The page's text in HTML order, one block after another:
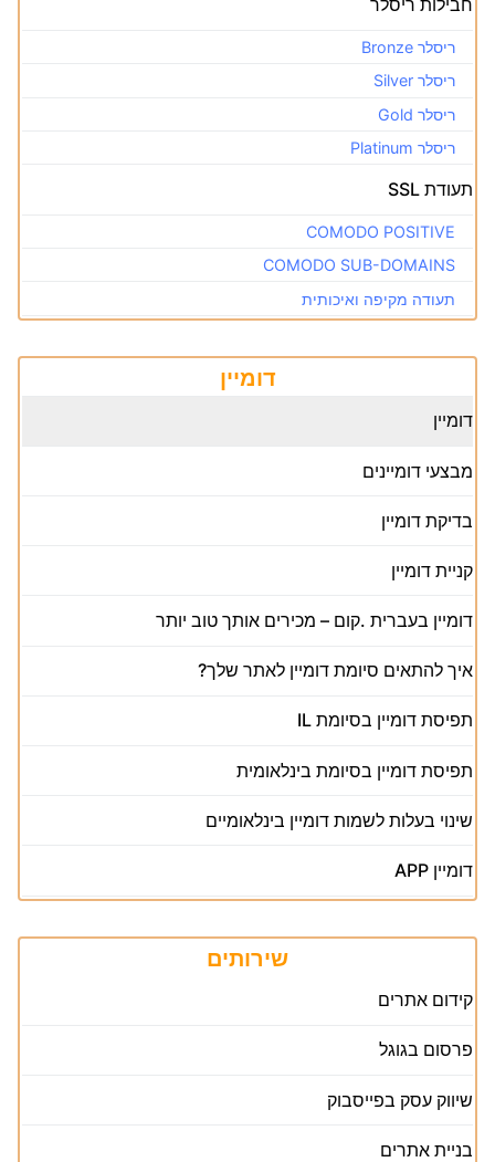
חבילות ריסלר
ריסלר Bronze
ריסלר Silver
ריסלר Gold
ריסלר Platinum
תעודת SSL
COMODO POSITIVE
COMODO SUB-DOMAINS
תעודה מקיפה ואיכותית
דומיין
דומיין
מבצעי דומיינים
בדיקת דומיין
קניית דומיין
דומיין בעברית .קום – מכירים אותך טוב יותר
איך להתאים סיומת דומיין לאתר שלך?
תפיסת דומיין בסיומת IL
תפיסת דומיין בסיומת בינלאומית
שינוי בעלות לשמות דומיין בינלאומיים
דומיין APP
שירותים
קידום אתרים
פרסום בגוגל
שיווק עסק בפייסבוק
בניית אתרים